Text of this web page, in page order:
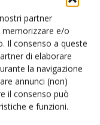
partner
e/o
Il consenso a queste
di elaborare
la navigazione
annunci (non)
il consenso può
e funzioni.